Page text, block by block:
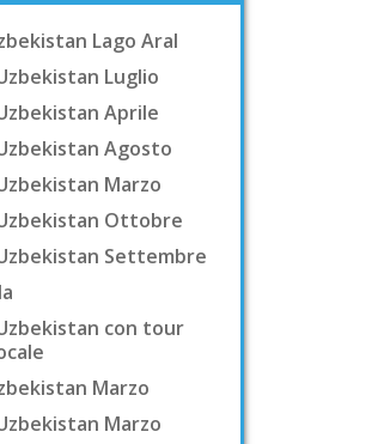
Lago Aral
Luglio
Aprile
Agosto
Marzo
Ottobre
Settembre
con tour
Marzo
Marzo